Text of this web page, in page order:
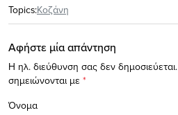
Topics:Κοζάνη
Αφήστε μία απάντηση
Η ηλ. διεύθυνση σας δεν δημοσιεύεται.
σημειώνονται με *
Όνομα